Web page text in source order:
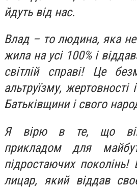
йдуть від нас.
Влад – то людина, яка
жила на усі 100% і
світлій справі! Це
альтруїзму, жертовності
Батьківщини і свого
Я вірю в те, що
прикладом для
підростаючих
лицар, який віддав